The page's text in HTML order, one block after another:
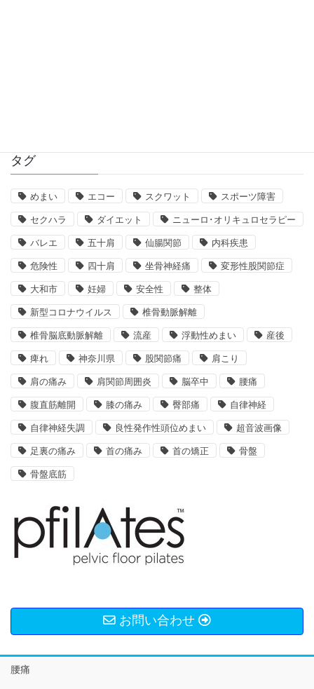
タグ
めまい エコー スクワット スポーツ障害
セクハラ ダイエット ニューロ･オリキュロセラピー
バレエ 五十肩 仙腸関節 内科疾患
危険性 四十肩 坐骨神経痛 変形性股関節症
大和市 妊婦 安全性 整体
新型コロナウイルス 椎骨動脈解離
椎骨脳底動脈解離 流産 浮動性めまい 産後
痺れ 神奈川県 股関節痛 肩こり
肩の痛み 肩関節周囲炎 脳卒中 腰痛
腹直筋離開 膝の痛み 臀部痛 自律神経
自律神経失調 良性発作性頭位めまい 超音波画像
足裏の痛み 首の痛み 首の矯正 骨盤
骨盤底筋
お問い合わせ
腰痛